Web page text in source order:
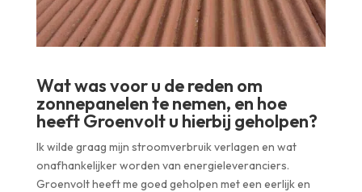
Wat was voor u de reden om
zonnepanelen te nemen, en hoe
heeft Groenvolt u hierbij geholpen?
Ik wilde graag mijn stroomverbruik verlagen en wat
onafhankelijker worden van energieleveranciers.
Groenvolt heeft me goed geholpen met een eerlijk en